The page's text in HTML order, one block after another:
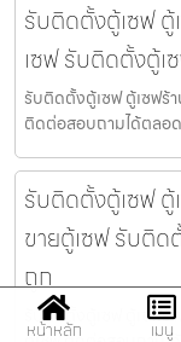
รับติดตั้งตู้เซฟ ตู้
เซฟ รับติดตั้งตู้
รับติดตั้งตู้เซฟ ตู้เซฟร้
ติดต่อสอบถามได้ตลอ
รับติดตั้งตู้เซฟ ตู้
ขายตู้เซฟ รับติด
ถูก
รับติดตั้งตู้เซฟ ตู้เซฟ
หน้าหลัก เมนู